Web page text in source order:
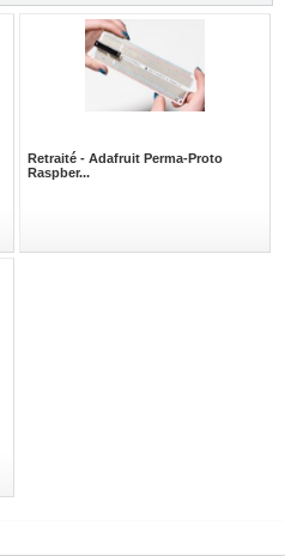
Retraité - Adafruit Perma-Proto
Raspber...